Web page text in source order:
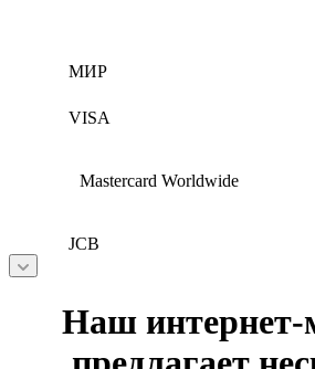
МИР
VISA
Mastercard Worldwide
JCB
Наш интернет-